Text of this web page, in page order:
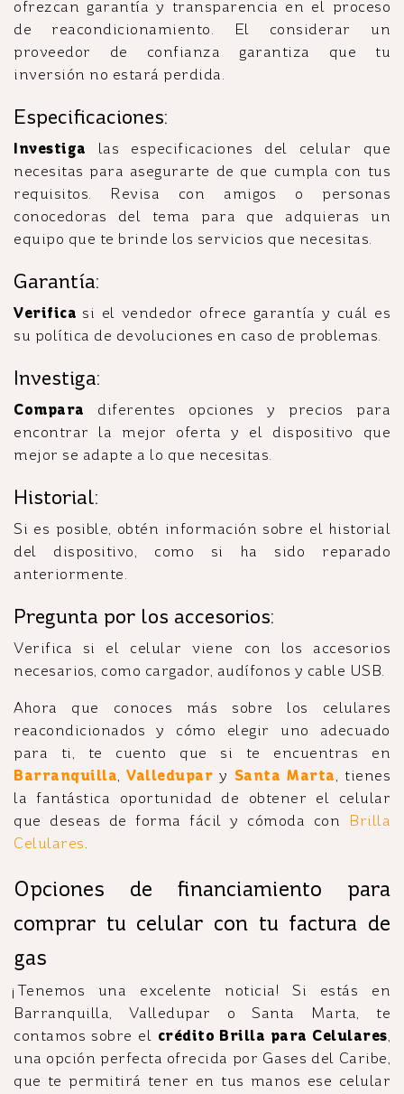
ofrezcan garantía y transparencia en el proceso
de reacondicionamiento. El considerar un
proveedor de confianza garantiza que tu
inversión no estará perdida.
Especificaciones:
Investiga las especificaciones del celular que
necesitas para asegurarte de que cumpla con tus
requisitos. Revisa con amigos o personas
conocedoras del tema para que adquieras un
equipo que te brinde los servicios que necesitas.
Garantía:
Verifica si el vendedor ofrece garantía y cuál es
su política de devoluciones en caso de problemas.
Investiga:
Compara diferentes opciones y precios para
encontrar la mejor oferta y el dispositivo que
mejor se adapte a lo que necesitas.
Historial:
Si es posible, obtén información sobre el historial
del dispositivo, como si ha sido reparado
anteriormente.
Pregunta por los accesorios:
Verifica si el celular viene con los accesorios
necesarios, como cargador, audífonos y cable USB.
Ahora que conoces más sobre los celulares
reacondicionados y cómo elegir uno adecuado
para ti, te cuento que si te encuentras en
Barranquilla,Valledupar y Santa Marta, tienes
la fantástica oportunidad de obtener el celular
que deseas de forma fácil y cómoda con Brilla
Celulares.
Opciones de financiamiento para
comprar tu celular con tu factura de
gas
¡Tenemos una excelente noticia! Si estás en
Barranquilla, Valledupar o Santa Marta, te
contamos sobre el crédito Brilla para Celulares,
una opción perfecta ofrecida por Gases del Caribe,
que te permitirá tener en tus manos ese celular